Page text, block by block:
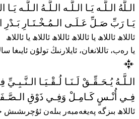
الـلَّهُ الـلَّـه يَـا الـلَّـه الـلَّـهُ الـلَّـه يَـا
يَـا رَبِّ صَـلِّ عَـلَـى الـمُـخْـتَـارِ بَـدْرِ
ئاللاھ ئاللاھ يا ئاللاھ ئاللاھ ئاللاھ يا ئاللاھ
يا رەب، تاللانغان، ئايلارنىڭ تولۇن ئايىغا
الـلَّـهُ يُـحَـقِّـقْ لَـنَـا لُـقْـيَـا
فِـي أُنْـسٍ كَـامِـلْ وَفِـي ذَوْقِ
ئاللاھ بىزگە پەيغەمبەر بىلەن